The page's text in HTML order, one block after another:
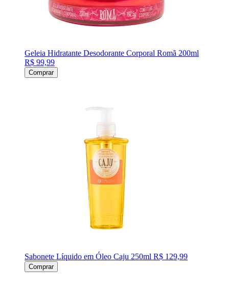
Geleia Hidratante Desodorante Corporal Romã 200ml
R$ 99,99
Comprar
Sabonete Líquido em Óleo Caju 250ml R$ 129,99
Comprar